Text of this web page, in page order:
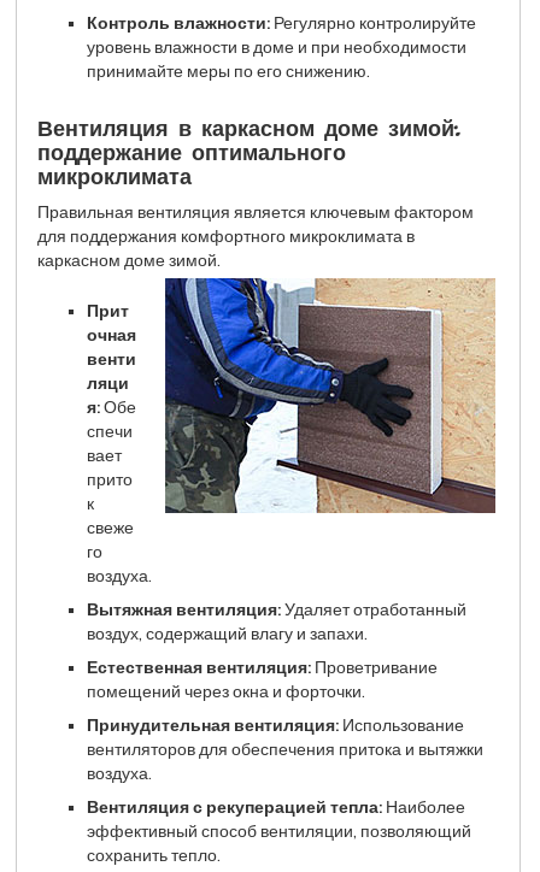
Контроль влажности:Регулярно контролируйте
уровень влажности в доме и при необходимости
принимайте меры по его снижению.
Вентиляция в каркасном доме зимой:
поддержание оптимального
микроклимата
Правильная вентиляция является ключевым фактором
для поддержания комфортного микроклимата в
каркасном доме зимой.
Прит
очная
венти
ляци
я:Обе
спечи
вает
прито
к
свеже
го
воздуха.
Вытяжная вентиляция:Удаляет отработанный
воздух, содержащий влагу и запахи.
Естественная вентиляция:Проветривание
помещений через окна и форточки.
Принудительная вентиляция:Использование
вентиляторов для обеспечения притока и вытяжки
воздуха.
Вентиляция с рекуперацией тепла:Наиболее
эффективный способ вентиляции, позволяющий
сохранить тепло.